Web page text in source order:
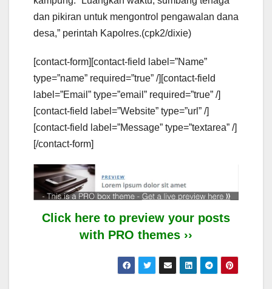
dan pikiran untuk mengontrol pengawalan dana
desa,” perintah Kapolres.(cpk2/dixie)
[contact-form][contact-field label=”Name”
type=”name” required=”true” /][contact-field
label=”Email” type=”email” required=”true” /]
[contact-field label=”Website” type=”url” /]
[contact-field label=”Message” type=”textarea” /]
[/contact-form]
Click here to preview your posts
with PRO themes ››